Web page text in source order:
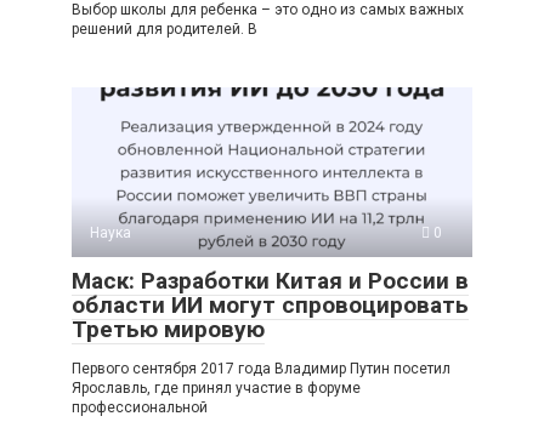
Выбор школы для ребенка – это одно из самых важных
решений для родителей. В
Наука 0
Маск: Разработки Китая и России в
области ИИ могут спровоцировать
Третью мировую
Первого сентября 2017 года Владимир Путин посетил
Ярославль, где принял участие в форуме
профессиональной